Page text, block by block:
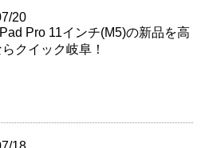
20
Pro 11インチ(M5)の新品を高
クイック岐阜！